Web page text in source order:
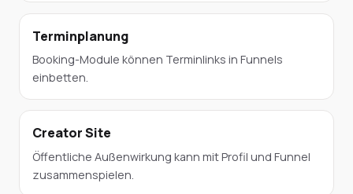
Terminplanung
Booking-Module können Terminlinks in Funnels
einbetten.
Creator Site
Öffentliche Außenwirkung kann mit Profil und Funnel
zusammenspielen.